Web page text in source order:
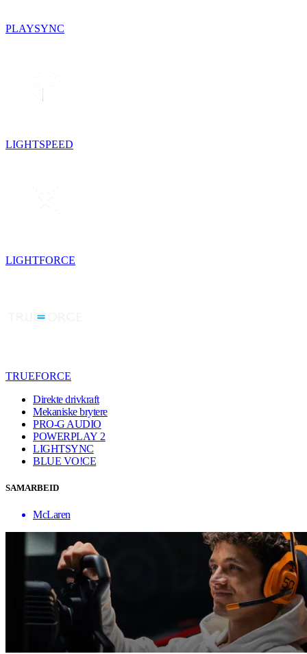
PLAYSYNC
LIGHTSPEED
LIGHTFORCE
TRUEFORCE
Direkte drivkraft
Mekaniske brytere
PRO-G AUDIO
POWERPLAY 2
LIGHTSYNC
BLUE VO!CE
SAMARBEID
McLaren